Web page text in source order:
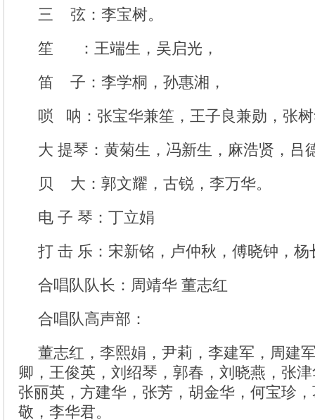
三 弦：李宝树。
笙 ：王端生，吴启光，
笛 子：李学桐，孙惠湘，
唢 呐：张宝华兼笙，王子良兼勋，张
大 提琴：黄菊生，冯新生，麻浩贤，吕
贝 大：郭文耀，古锐，李万华。
电 子 琴：丁立娟
打 击 乐：宋新铭，卢仲秋，傅晓钟，杨
合唱队队长：周靖华 董志红
合唱队高声部：
董志红，李熙娟，尹莉，李建军，周建
卿，王俊英，刘绍琴，郭春，刘晓燕，张
张丽英，方建华，张芳，胡金华，何宝珍
敬，李华君。